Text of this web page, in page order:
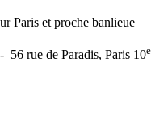
Paris et proche banlieue
rue de Paradis, Paris 10e